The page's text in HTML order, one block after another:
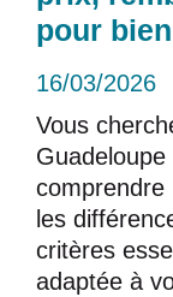
pour
16/03/2026
Vous
comprendre
les
critères
adaptée à